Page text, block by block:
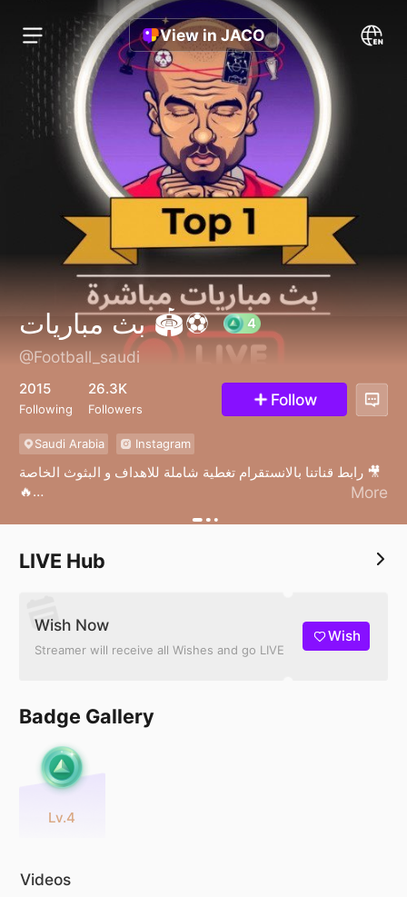
View in JACO
بث مباريات 🏟️⚽️
@Football_saudi
2015
Following
26.3K
Followers Follow
Saudi Arabia Instagram
رابط قناتنا بالانستقرام تغطية شاملة للاهداف و البثوث الخاصة 🎥
🔥
e/
More
LIVE Hub
Wish Now
Streamer will receive all Wishes and go LIVE
Wish
Badge Gallery
Lv.4
Videos